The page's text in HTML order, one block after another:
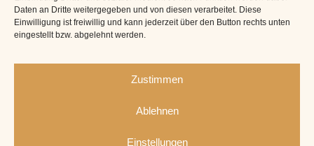
Daten an Dritte weitergegeben und von diesen verarbeitet. Diese
Einwilligung ist freiwillig und kann jederzeit über den Button rechts unten
eingestellt bzw. abgelehnt werden.
Zustimmen
Ablehnen
Einstellungen